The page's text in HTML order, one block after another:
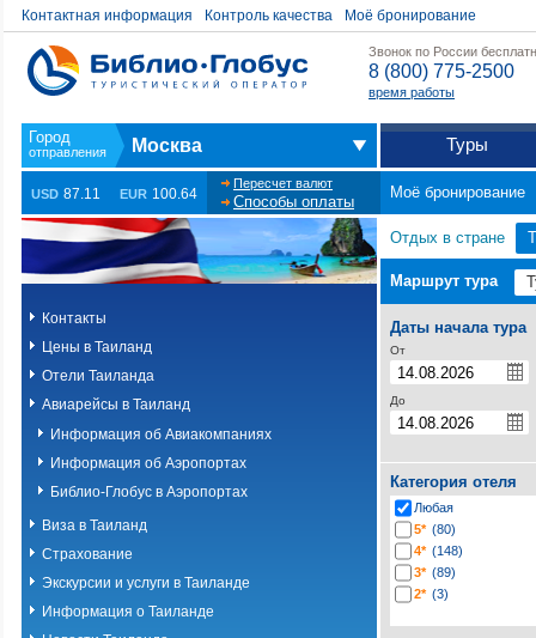
Контактная информация Контроль качества Моё бронирование
Звонок по России
8 (800) 775-2500
время работы
Москва Туры
USD 87.11 EUR 100.64
Пересчет валют
Способы оплаты
Моё бронирование
Контакты
Цены в Таиланд
Отели Таиланда
Авиарейсы в Таиланд
Информация об Авиакомпаниях
Информация об Аэропортах
Библио-Глобус в Аэропортах
Виза в Таиланд
Страхование
Экскурсии и услуги в Таиланде
Информация о Таиланде
Отдых в стране
Маршрут тура
Даты начала тура
От
До
Категория отеля
Любая
5* (80)
4* (148)
3* (89)
2* (3)